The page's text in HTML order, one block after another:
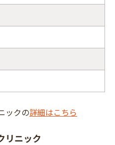
ックの詳細はこちら
リニック